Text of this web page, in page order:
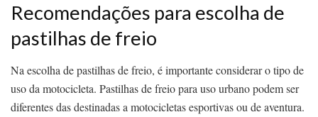
Recomendações para escolha de
pastilhas de freio
Na escolha de pastilhas de freio, é importante considerar o tipo de
uso da motocicleta. Pastilhas de freio para uso urbano podem ser
diferentes das destinadas a motocicletas esportivas ou de aventura.